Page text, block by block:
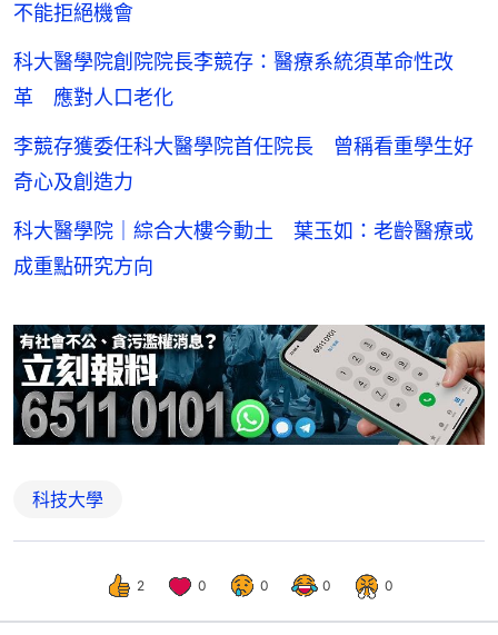
不能拒絕機會
科大醫學院創院院長李競存：醫療系統須革命性改
革 應對人口老化
李競存獲委任科大醫學院首任院長 曾稱看重學生好
奇心及創造力
科大醫學院｜綜合大樓今動土 葉玉如：老齡醫療或
成重點研究方向
科技大學
2 0 0 0 0